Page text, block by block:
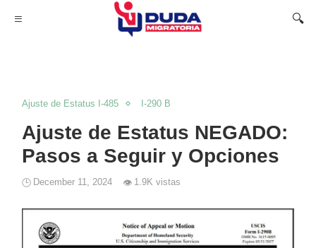
Ajuste de Estatus I-485 I-290 B
Ajuste de Estatus NEGADO:
Pasos a Seguir y Opciones
December 11, 2024 1.9K vistas